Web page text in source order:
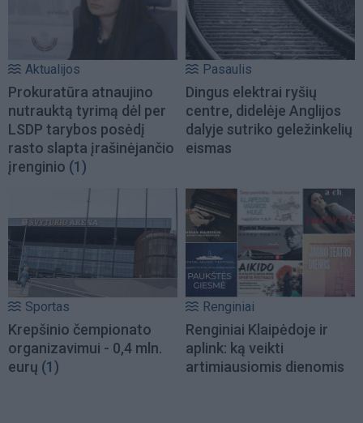
Aktualijos
Prokuratūra atnaujino
nutrauktą tyrimą dėl per
LSDP tarybos posėdį
rasto slapta įrašinėjančio
įrenginio (1)
Pasaulis
Dingus elektrai ryšių
centre, didelėje Anglijos
dalyje sutriko geležinkelių
eismas
Sportas
Krepšinio čempionato
organizavimui - 0,4 mln.
eurų (1)
Renginiai
Renginiai Klaipėdoje ir
aplink: ką veikti
artimiausiomis dienomis